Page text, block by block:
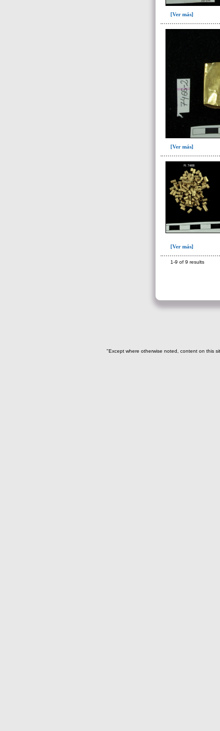
[Ver más]
[Ver más]
[Ver más]
1-9 of 9 results
"Except where otherwise noted, content on this